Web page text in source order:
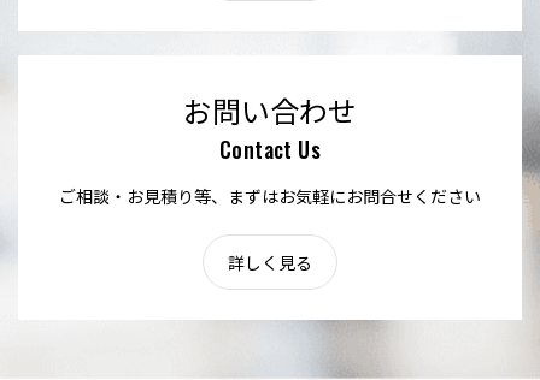
お問い合わせ
Contact Us
ご相談・お見積り等、まずはお気軽にお問合せください
詳しく見る